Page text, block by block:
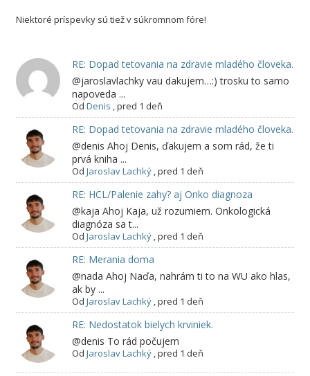
Niektoré príspevky sú tiež v súkromnom fóre!
RE: Dopad tetovania na zdravie mladého človeka.
@jaroslavlachky vau dakujem…:) trosku to samo
napoveda ...
Od Denis ,pred 1 deň
RE: Dopad tetovania na zdravie mladého človeka.
@denis Ahoj Denis, ďakujem a som rád, že ti
prvá kniha ...
Od Jaroslav Lachký,pred 1 deň
RE: HCL/Palenie zahy? aj Onko diagnoza
@kaja Ahoj Kaja, už rozumiem. Onkologická
diagnóza sa t...
Od Jaroslav Lachký,pred 1 deň
RE: Merania doma
@nada Ahoj Naďa, nahrám ti to na WU ako hlas,
ak by ...
Od Jaroslav Lachký,pred 1 deň
RE: Nedostatok bielych krviniek.
@denis To rád počujem
Od Jaroslav Lachký,pred 1 deň